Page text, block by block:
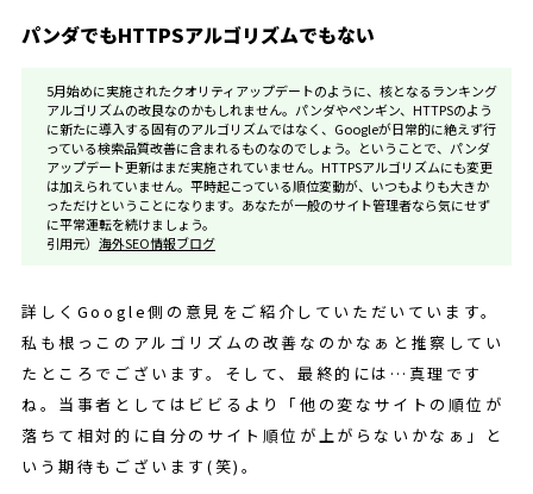
パンダでもHTTPSアルゴリズムでもない
5月始めに実施されたクオリティアップデートのように、核となるランキング
アルゴリズムの改良なのかもしれません。パンダやペンギン、HTTPSのよう
に新たに導入する固有のアルゴリズムではなく、Googleが日常的に絶えず行
っている検索品質改善に含まれるものなのでしょう。ということで、パンダ
アップデート更新はまだ実施されていません。HTTPSアルゴリズムにも変更
は加えられていません。平時起こっている順位変動が、いつもよりも大きか
っただけということになります。あなたが一般のサイト管理者なら気にせず
に平常運転を続けましょう。
引用元） 海外SEO情報ブログ
詳しくGoogle側の意見をご紹介していただいています。
私も根っこのアルゴリズムの改善なのかなぁと推察してい
たところでございます。そして、最終的には…真理です
ね。当事者としてはビビるより「他の変なサイトの順位が
落ちて相対的に自分のサイト順位が上がらないかなぁ」と
いう期待もございます(笑)。